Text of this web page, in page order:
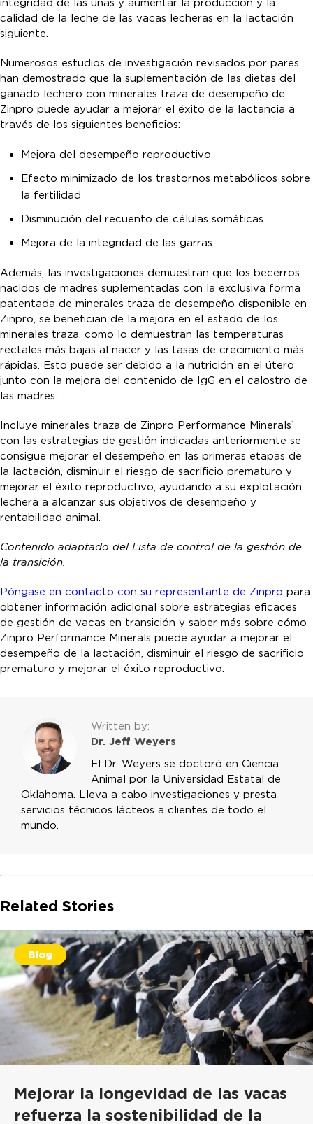
integridad de las uñas y aumentar la producción y la
calidad de la leche de las vacas lecheras en la lactación
siguiente.
Numerosos estudios de investigación revisados por pares
han demostrado que la suplementación de las dietas del
ganado lechero con minerales traza de desempeño de
Zinpro puede ayudar a mejorar el éxito de la lactancia a
través de los siguientes beneficios:
Mejora del desempeño reproductivo
Efecto minimizado de los trastornos metabólicos sobre
la fertilidad
Disminución del recuento de células somáticas
Mejora de la integridad de las garras
Además, las investigaciones demuestran que los becerros
nacidos de madres suplementadas con la exclusiva forma
patentada de minerales traza de desempeño disponible en
Zinpro, se benefician de la mejora en el estado de los
minerales traza, como lo demuestran las temperaturas
rectales más bajas al nacer y las tasas de crecimiento más
rápidas. Esto puede ser debido a la nutrición en el útero
junto con la mejora del contenido de IgG en el calostro de
las madres.
Incluye minerales traza de Zinpro Performance Minerals®
con las estrategias de gestión indicadas anteriormente se
consigue mejorar el desempeño en las primeras etapas de
la lactación, disminuir el riesgo de sacrificio prematuro y
mejorar el éxito reproductivo, ayudando a su explotación
lechera a alcanzar sus objetivos de desempeño y
rentabilidad animal.
Contenido adaptado del Lista de control de la gestión de
la transición.
Póngase en contacto con su representante de Zinpro para
obtener información adicional sobre estrategias eficaces
de gestión de vacas en transición y saber más sobre cómo
Zinpro Performance Minerals puede ayudar a mejorar el
desempeño de la lactación, disminuir el riesgo de sacrificio
prematuro y mejorar el éxito reproductivo.
Written by:
Dr. Jeff Weyers
El Dr. Weyers se doctoró en Ciencia
Animal por la Universidad Estatal de
Oklahoma. Lleva a cabo investigaciones y presta
servicios técnicos lácteos a clientes de todo el
mundo.
Related Stories
Blog
Mejorar la longevidad de las vacas
refuerza la sostenibilidad de la